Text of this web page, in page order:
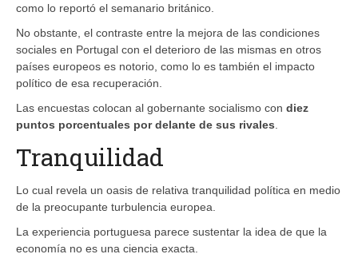
como lo reportó el semanario británico.
No obstante, el contraste entre la mejora de las condiciones
sociales en Portugal con el deterioro de las mismas en otros
países europeos es notorio, como lo es también el impacto
político de esa recuperación.
Las encuestas colocan al gobernante socialismo con diez
puntos porcentuales pordelante de sus rivales
Tranquilidad
Lo cual revela un oasis de relativa tranquilidad política en medio
de la preocupante turbulencia europea.
La experiencia portuguesa parece sustentar la idea de que la
economía no es una ciencia exacta.